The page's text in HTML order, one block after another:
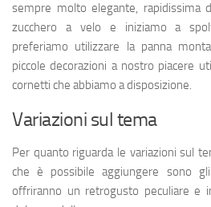
sempre molto elegante, rapidissima
zucchero a velo e iniziamo a
preferiamo utilizzare la panna
piccole decorazioni a nostro piacere
cornetti che abbiamo a disposizione.
Variazioni sul tema
Per quanto riguarda le variazioni sul
che è possibile aggiungere sono gli
offriranno un retrogusto peculiare e